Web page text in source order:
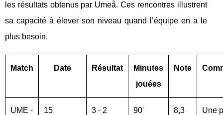
les résultats obtenus par Umeå. Ces rencontres illustrent
sa capacité à élever son niveau quand l’équipe en a le
plus besoin.
Match Date Résultat
Minutes
jouées
Note
UME -
15
3 - 2 90' 8,3
Une